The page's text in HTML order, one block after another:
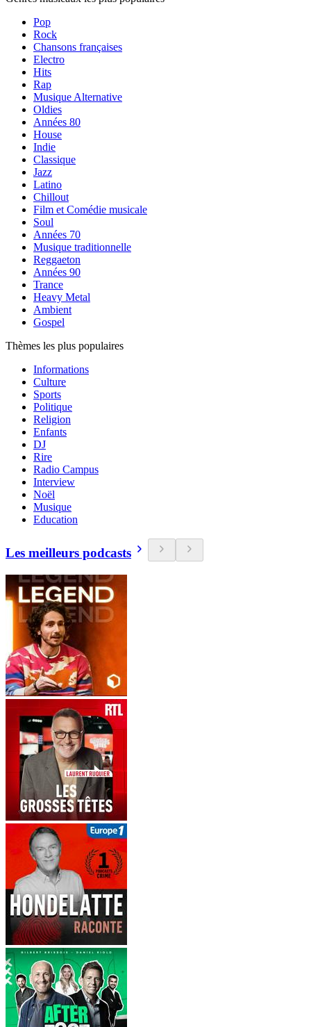
Pop
Rock
Chansons françaises
Electro
Hits
Rap
Musique Alternative
Oldies
Années 80
House
Indie
Classique
Jazz
Latino
Chillout
Film et Comédie musicale
Soul
Années 70
Musique traditionnelle
Reggaeton
Années 90
Trance
Heavy Metal
Ambient
Gospel
Thèmes les plus populaires
Informations
Culture
Sports
Politique
Religion
Enfants
DJ
Rire
Radio Campus
Interview
Noël
Musique
Education
Les meilleurs podcasts